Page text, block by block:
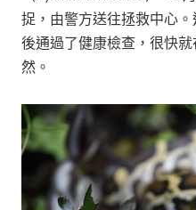
捉，由警方送往拯救中心
後通過了健康檢查，很快
然。